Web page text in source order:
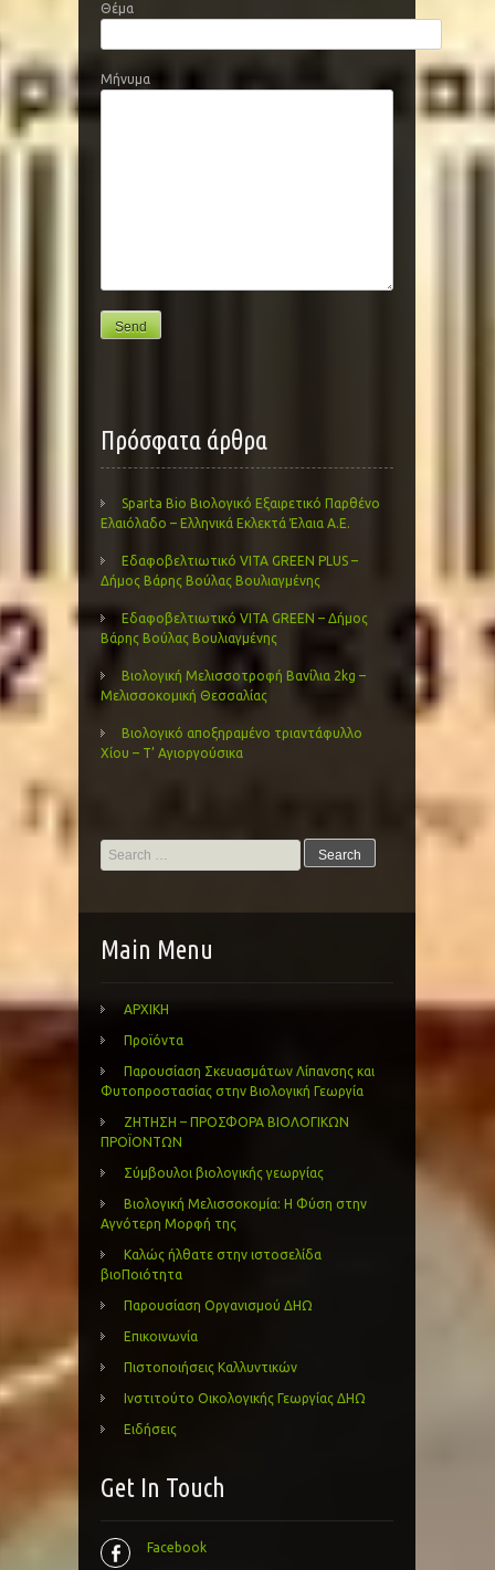
Θέμα
Μήνυμα
Πρόσφατα άρθρα
Sparta Bio Βιολογικό Εξαιρετικό Παρθένο
Ελαιόλαδο – Ελληνικά Εκλεκτά Έλαια Α.Ε.
Εδαφοβελτιωτικό VITA GREEN PLUS –
Δήμος Βάρης Βούλας Βουλιαγμένης
Εδαφοβελτιωτικό VITA GREEN – Δήμος
Βάρης Βούλας Βουλιαγμένης
Βιολογική Μελισσοτροφή Βανίλια 2kg –
Μελισσοκομική Θεσσαλίας
Βιολογικό αποξηραμένο τριαντάφυλλο
Χίου – Τ’ Αγιοργούσικα
Search
for:
Main Menu
ΑΡΧΙΚΗ
Προϊόντα
Παρουσίαση Σκευασμάτων Λίπανσης και
Φυτοπροστασίας στην Βιολογική Γεωργία
ΖΗΤΗΣΗ – ΠΡΟΣΦΟΡΑ ΒΙΟΛΟΓΙΚΩΝ
ΠΡΟΪΟΝΤΩΝ
Σύμβουλοι βιολογικής γεωργίας
Βιολογική Μελισσοκομία: Η Φύση στην
Αγνότερη Μορφή της
Καλώς ήλθατε στην ιστοσελίδα
βιοΠοιότητα
Παρουσίαση Οργανισμού ΔΗΩ
Επικοινωνία
Πιστοποιήσεις Καλλυντικών
Ινστιτούτο Οικολογικής Γεωργίας ΔΗΩ
Ειδήσεις
Get In Touch
Facebook